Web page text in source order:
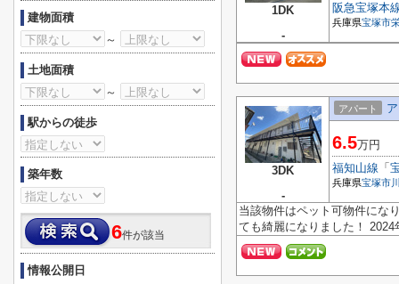
1DK
-
阪急宝塚本
兵庫県宝塚市
3DK
-
アパート
6.5万円
福知山線 「
兵庫県宝塚市
当該物件はペット可物件にな
ても綺麗になりました！
建物面積
～
土地面積
～
駅からの徒歩
築年数
6件が該当
情報公開日